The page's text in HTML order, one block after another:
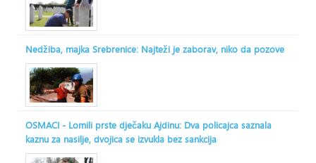
Nedžiba, majka Srebrenice: Najteži je zaborav, niko da pozove
OSMACI - Lomili prste dječaku Ajdinu: Dva policajca saznala
kaznu za nasilje, dvojica se izvukla bez sankcija